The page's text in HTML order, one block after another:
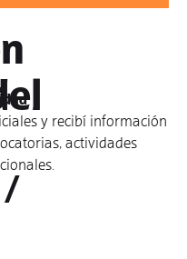
y recibí información
actividades